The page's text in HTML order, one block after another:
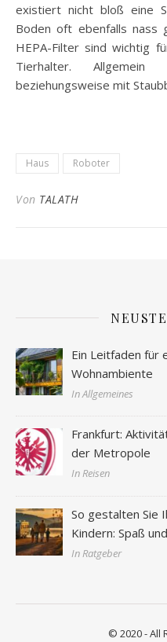
existiert nicht bloß eine
Boden oft ebenfalls nass
HEPA-Filter sind wichtig
Tierhalter.
beziehungsweise mit
Haus Roboter
Von TALATH
Ein Leitfaden für
Wohnambiente
In Allgemeines
Frankfurt:
der Metropole
In Reisen
So gestalten Sie
Kindern: Spaß
In Ratgeber
© 2020 - All